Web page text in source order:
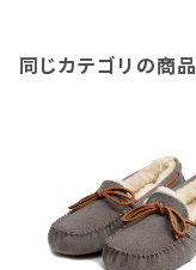
同じカテゴリの商品